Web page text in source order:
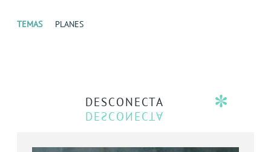
TEMAS PLANES
DESCONECTA